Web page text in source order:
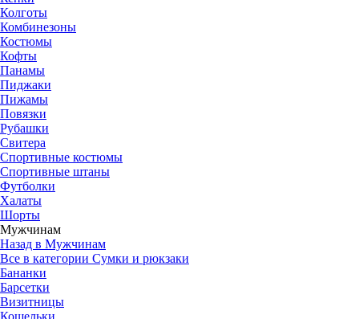
Колготы
Комбинезоны
Костюмы
Кофты
Панамы
Пиджаки
Пижамы
Повязки
Рубашки
Свитера
Спортивные костюмы
Спортивные штаны
Футболки
Халаты
Шорты
Мужчинам
Назад в Мужчинам
Все в категории Сумки и рюкзаки
Бананки
Барсетки
Визитницы
Кошельки